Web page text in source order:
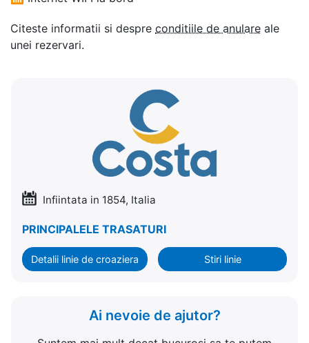
Citeste informatii si despre conditiile de anulare ale
unei rezervari.
Infiintata in 1854, Italia
PRINCIPALELE TRASATURI
Detalii linie de croaziera Stiri linie
Ai nevoie de ajutor?